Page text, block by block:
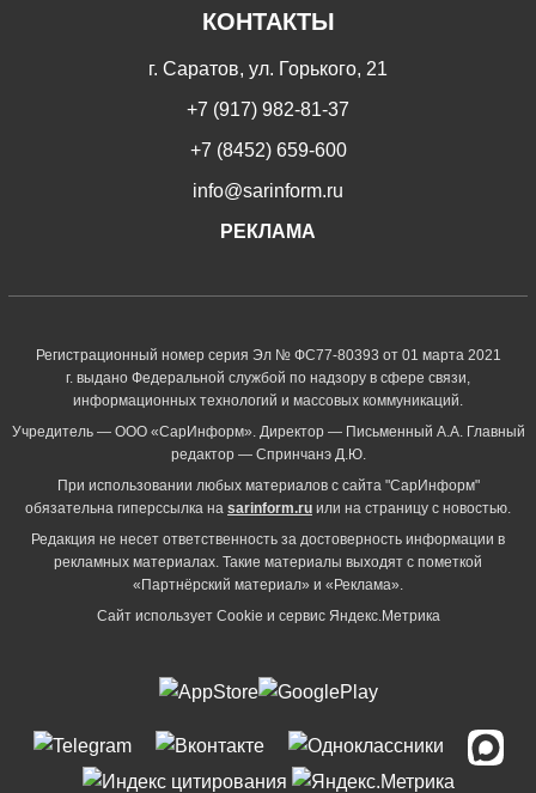
КОНТАКТЫ
г. Саратов, ул. Горького, 21
+7 (917) 982-81-37
+7 (8452) 659-600
info@sarinform.ru
РЕКЛАМА
Регистрационный номер серия Эл № ФС77-80393 от 01 марта 2021
г. выдано Федеральной службой по надзору в сфере связи,
информационных технологий и массовых коммуникаций.
Учредитель — ООО «СарИнформ». Директор — Письменный А.А. Главный
редактор — Спринчанэ Д.Ю.
При использовании любых материалов с сайта "СарИнформ"
обязательна гиперссылка на sarinform.ru или на страницу с новостью.
Редакция не несет ответственность за достоверность информации в
рекламных материалах. Такие материалы выходят с пометкой
«Партнёрский материал» и «Реклама».
Сайт использует Cookie и сервиc Яндекс.Метрика